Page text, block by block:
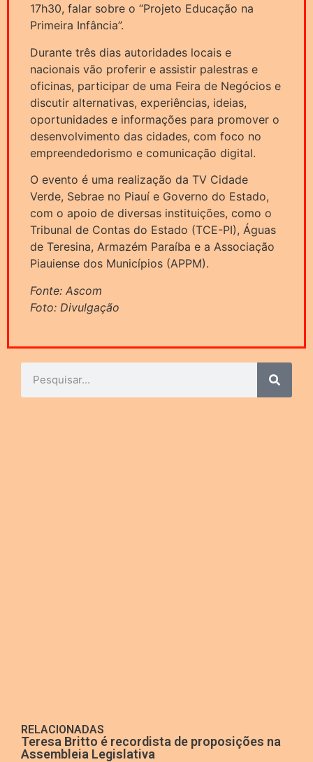
17h30, falar sobre o “Projeto Educação na
Primeira Infância”.
Durante três dias autoridades locais e
nacionais vão proferir e assistir palestras e
oficinas, participar de uma Feira de Negócios e
discutir alternativas, experiências, ideias,
oportunidades e informações para promover o
desenvolvimento das cidades, com foco no
empreendedorismo e comunicação digital.
O evento é uma realização da TV Cidade
Verde, Sebrae no Piauí e Governo do Estado,
com o apoio de diversas instituições, como o
Tribunal de Contas do Estado (TCE-PI), Águas
de Teresina, Armazém Paraíba e a Associação
Piauiense dos Municípios (APPM).
Fonte: Ascom
Foto: Divulgação
RELACIONADAS
Teresa Britto é recordista de proposições na
Assembleia Legislativa